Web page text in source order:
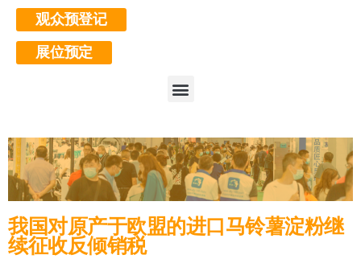
观众预登记
展位预定
我国对原产于欧盟的进口马铃薯淀粉继
续征收反倾销税